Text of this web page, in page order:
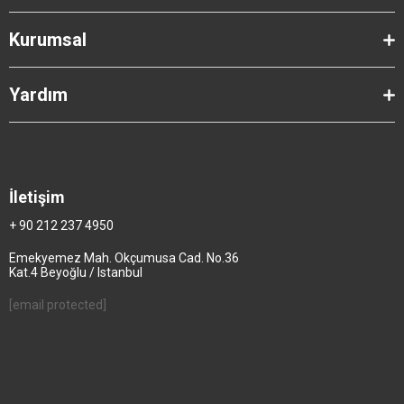
Kurumsal
Yardım
İletişim
+ 90 212 237 4950
Emekyemez Mah. Okçumusa Cad. No.36
Kat.4 Beyoğlu / Istanbul
[email protected]